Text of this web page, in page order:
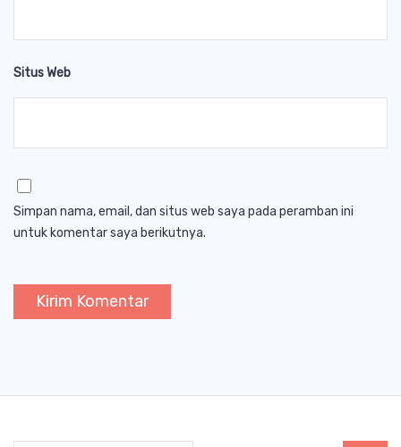
Situs Web
Simpan nama, email, dan situs web saya pada peramban ini
untuk komentar saya berikutnya.